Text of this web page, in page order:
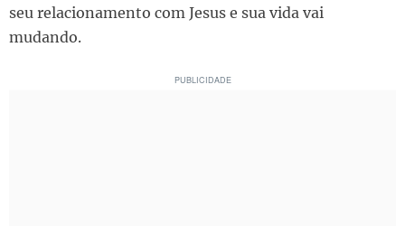
seu relacionamento com Jesus e sua vida vai
mudando.